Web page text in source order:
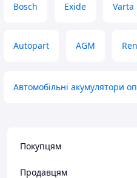
Bosch Exide Varta
Autopart AGM
Автомобільні акумулятори
Покупцям
Продавцям